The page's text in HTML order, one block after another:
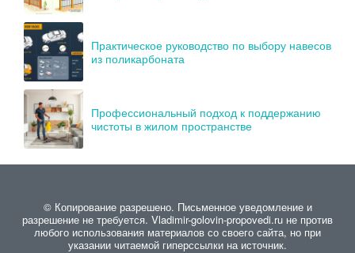
Практическое руководство по выбору навесов
из поликарбоната
Профессиональный подход к поддержанию
чистоты в жилом пространстве
© Копирование разрешено. Письменное уведомление и
разрешение не требуется. Vladimir-golovin-propovedi.ru не против
любого использования материалов со своего сайта, но при
указании читаемой гиперссылки на источник.